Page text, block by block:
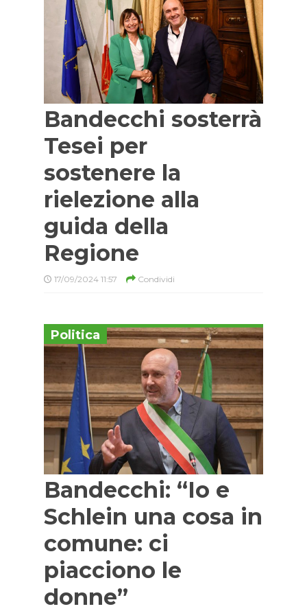
Bandecchi sosterrà
Tesei per
sostenere la
rielezione alla
guida della
Regione
17/09/2024 11:57 Condividi
Politica
Bandecchi: “Io e
Schlein una cosa in
comune: ci
piacciono le
donne”